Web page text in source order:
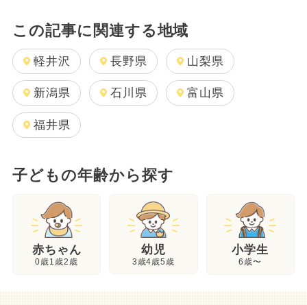
この記事に関連する地域
軽井沢 長野県 山梨県
新潟県 石川県 富山県
福井県
子どもの年齢から探す
赤ちゃん
0歳1歳2歳
幼児
3歳4歳5歳
小学生
6歳〜